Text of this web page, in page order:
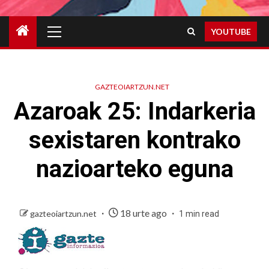
Menu
YOUTUBE
GAZTEOIARTZUN.NET
Azaroak 25: Indarkeria
sexistaren kontrako
nazioarteko eguna
gazteoiartzun.net 18 urte ago 1 min read